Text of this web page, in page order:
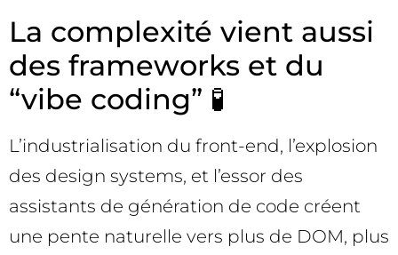
La complexité vient aussi
des frameworks et du
“vibe coding” 🧪
L’industrialisation du front-end, l’explosion
des design systems, et l’essor des
assistants de génération de code créent
une pente naturelle vers plus de DOM, plus